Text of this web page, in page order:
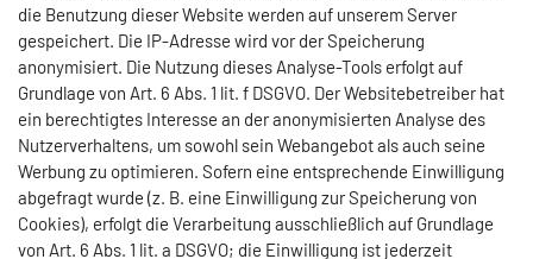
die Benutzung dieser Website werden auf unserem Server
gespeichert. Die IP-Adresse wird vor der Speicherung
anonymisiert. Die Nutzung dieses Analyse-Tools erfolgt auf
Grundlage von Art. 6 Abs. 1 lit. f DSGVO. Der Websitebetreiber hat
ein berechtigtes Interesse an der anonymisierten Analyse des
Nutzerverhaltens, um sowohl sein Webangebot als auch seine
Werbung zu optimieren. Sofern eine entsprechende Einwilligung
abgefragt wurde (z. B. eine Einwilligung zur Speicherung von
Cookies), erfolgt die Verarbeitung ausschließlich auf Grundlage
von Art. 6 Abs. 1 lit. a DSGVO; die Einwilligung ist jederzeit